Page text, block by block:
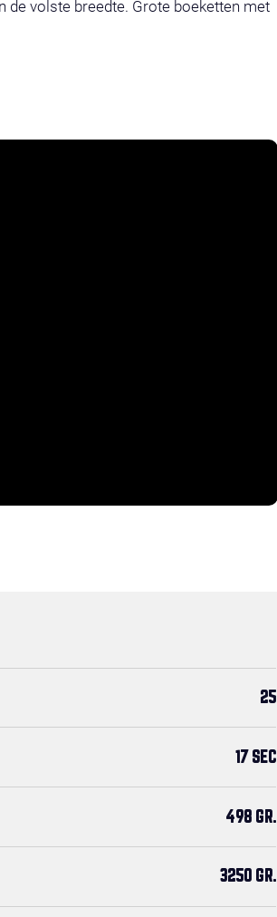
de volste breedte. Grote boeketten met
25
17 SEC
498 GR.
3250 GR.